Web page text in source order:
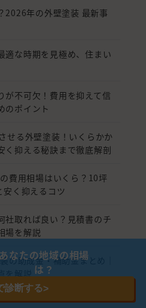
2026年の外壁塗装 最新事
適な時期を見極め、住まい
が不可欠！費用を抑えて信
のポイント
せる外壁塗装！いくらかか
く抑える秘訣まで徹底解剖
費用相場はいくら？10坪
く抑えるコツ
社取れば良い？見積書のチ
場を解説
の助成金・補助金まとめ｜
解説
あなたの地域の相場
は？
診断する>